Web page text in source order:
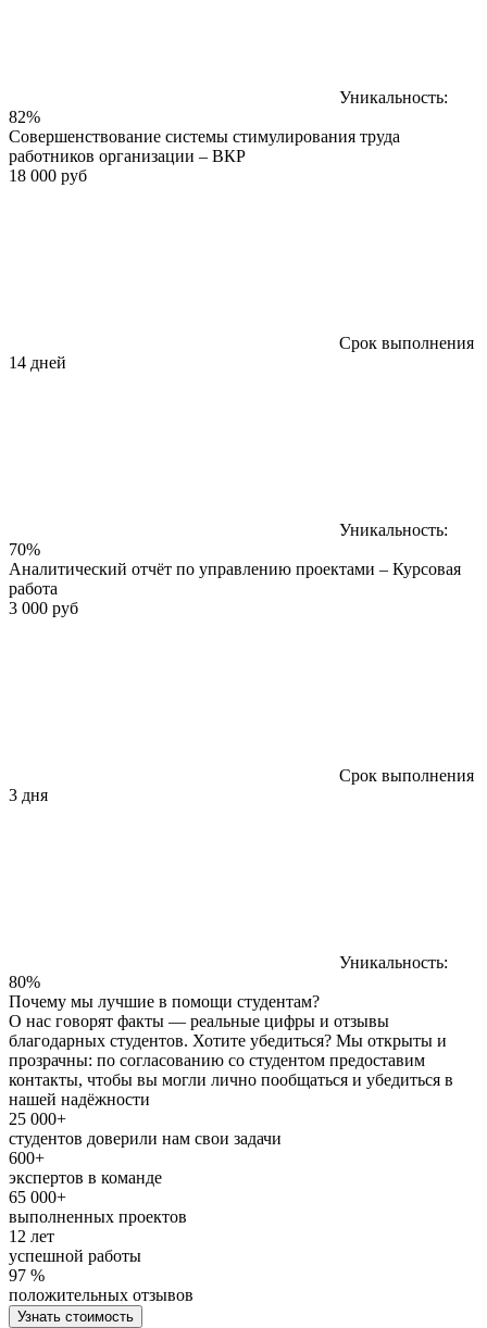
Уникальность:
82%
Совершенствование системы стимулирования труда
работников организации – ВКР
18 000 руб
Срок выполнения
14 дней
Уникальность:
70%
Аналитический отчёт по управлению проектами – Курсовая
работа
3 000 руб
Срок выполнения
3 дня
Уникальность:
80%
Почему мы лучшие в помощи студентам?
О нас говорят факты — реальные цифры и отзывы
благодарных студентов. Хотите убедиться? Мы открыты и
прозрачны: по согласованию со студентом предоставим
контакты, чтобы вы могли лично пообщаться и убедиться в
нашей надёжности
25 000+
студентов доверили нам свои задачи
600+
экспертов в команде
65 000+
выполненных проектов
12 лет
успешной работы
97 %
положительных отзывов
Узнать стоимость